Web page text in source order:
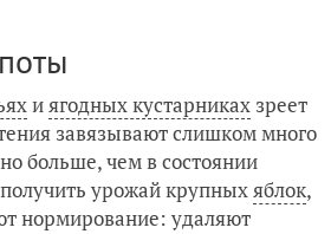
иягодных кустарниках зреет
завязывают слишком много
больше, чем в состоянии
урожай крупныхяблок,
нормирование: удаляют